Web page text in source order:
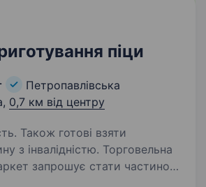
піци
Петропавлівська
0,7 км від центру
Також готові взяти
Торговельна
запрошує стати частиною